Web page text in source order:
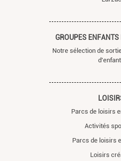
GROUPES
Notre sélection de
Parcs de loisirs
Activités
Parcs de loisirs
Loisirs